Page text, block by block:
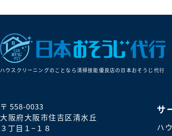
ハウスクリーニングのことなら清掃技能優良店の⽇本おそうじ代⾏
〒 558-0033
大阪府大阪市住吉区清水丘
３丁目１−１８
サ
ハ